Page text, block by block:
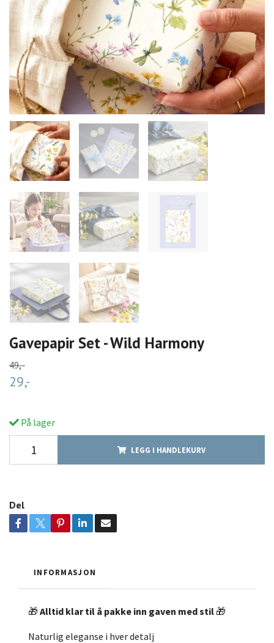
Gavepapir Set - Wild Harmony
49,-
29,-
På lager
LEGG I HANDLEKURV
Del
INFORMASJON
🎁 Alltid klar til å pakke inn gaven med stil 🎁
Naturlig eleganse i hver detalj